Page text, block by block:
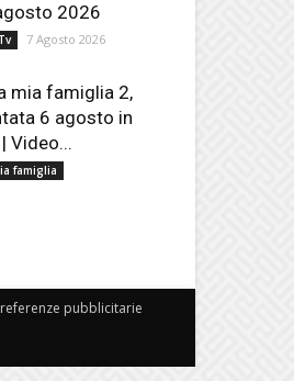
2026
7 Agosto 2026
mia famiglia 2,
6 agosto in
Video...
famiglia
pubblicitarie